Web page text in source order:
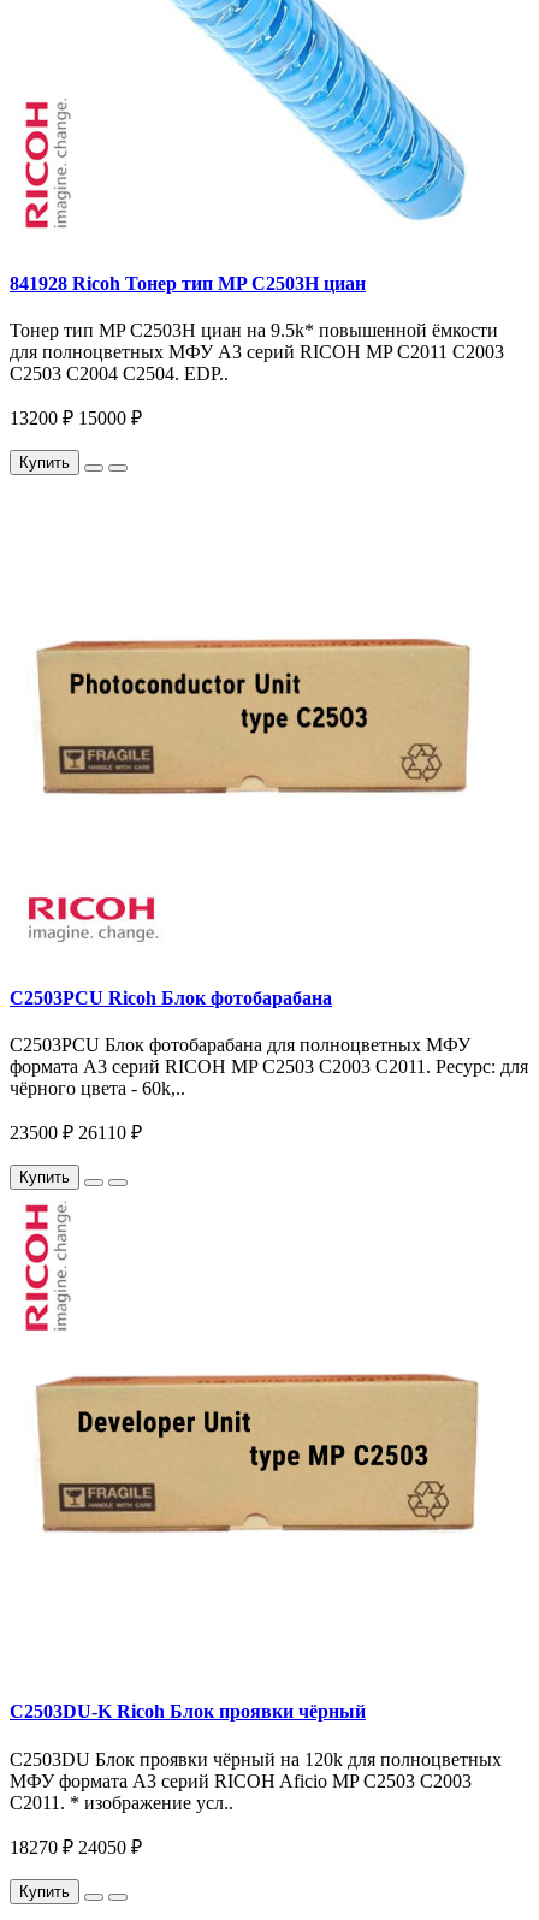
841928 Ricoh Тонер тип MP C2503H циан
Тонер тип MP C2503H циан на 9.5k* повышенной ёмкости
для полноцветных МФУ A3 серий RICOH MP C2011 C2003
C2503 C2004 C2504. EDP..
13200 ₽ 15000 ₽
Купить
C2503PCU Ricoh Блок фотобарабана
C2503PCU Блок фотобарабана для полноцветных МФУ
формата A3 серий RICOH MP С2503 С2003 С2011. Ресурс: для
чёрного цвета - 60k,..
23500 ₽ 26110 ₽
Купить
C2503DU-K Ricoh Блок проявки чёрный
C2503DU Блок проявки чёрный на 120k для полноцветных
МФУ формата A3 серий RICOH Aficio MP C2503 C2003
C2011. * изображение усл..
18270 ₽ 24050 ₽
Купить